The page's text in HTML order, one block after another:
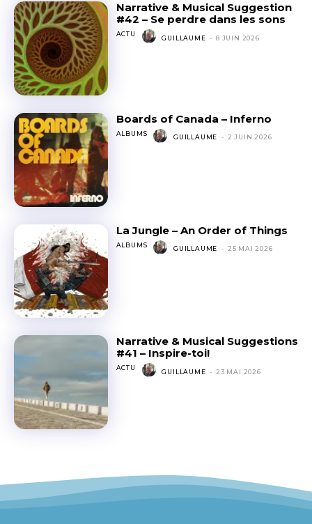
Narrative & Musical Suggestion
#42 – Se perdre dans les sons
ACTU GUILLAUME - 8 JUIN 2026
Boards of Canada – Inferno
ALBUMS GUILLAUME - 2 JUIN 2026
La Jungle – An Order of Things
ALBUMS GUILLAUME - 25 MAI 2026
Narrative & Musical Suggestions
#41 – Inspire-toi!
ACTU GUILLAUME - 23 MAI 2026